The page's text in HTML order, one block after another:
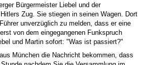
Bürgermeister Liebel und der
Zug. Sie stiegen in seinen Wagen. Dort
unverzüglich zu melden, dass er eine
von dem eingegangenen Funkspruch
und Martin sofort: "Was ist passiert?"
München die Nachricht bekommen, dass